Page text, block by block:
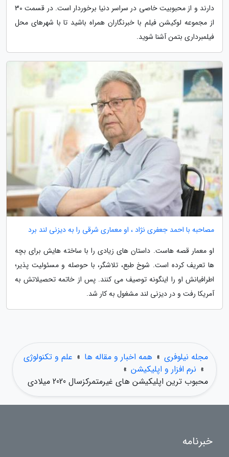
دارند و از محبوبیت خاصی در سراسر دنیا برخوردار است. در قسمت 30
از مجموعه لوکیشن فیلم با خبرنگاران همراه باشید تا با شهرهای محل
فیلمبرداری بتمن آشنا شوید.
مصاحبه با احمد جعفری نژاد ، او معماری شرقی را به دیزنی لند برد
او معمار قصه هاست. داستان های زیادی را با ساخته هایش برای بچه
ها تعریف کرده است. شوخ طبع، تلاشگر، با حوصله و مسئولیت پذیر؛
اطرافیانش او را اینگونه توصیف می کنند. پس از خاتمه تحصیلاتش به
آمریکا رفت و در دیزنی لند مشغول به کار شد.
مجله نیلوفری » همه اخبار و مقاله ها » علم و تکنولوژی
» نرم افزار و اپلیکیشن »
محبوب ترین اپلیکیشن های غیرمتمرکزسال 2020 میلادی
خبرنامه